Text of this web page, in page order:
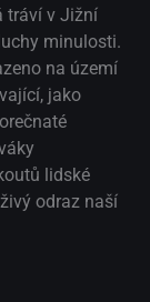
tráví v Jižní
minulosti.
na území
jako
lidské
odraz naší